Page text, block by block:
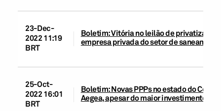
23-Dec-
2022 11:19
BRT
Boletim: Vitória no leilão de privatização
empresa privada do setor de
25-Oct-
2022 16:01
BRT
Boletim: Novas PPPs no estado do
Aegea, apesar do maior investimento